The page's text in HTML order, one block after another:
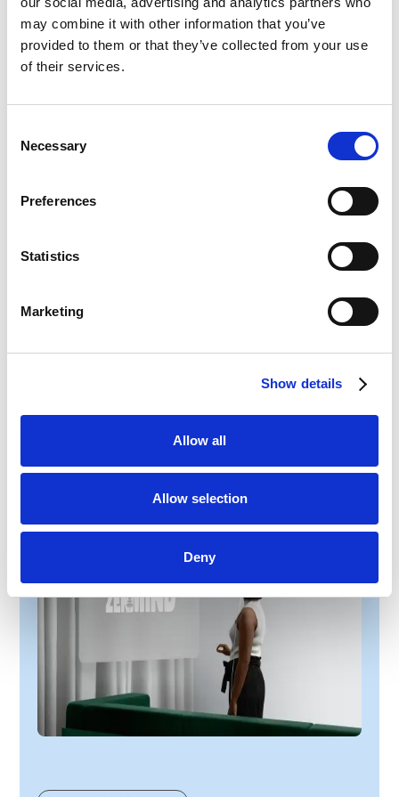
may combine it with other information that you’ve
provided to them or that they’ve collected from your use
of their services.
Selection
Necessary
Preferences
Statistics
Marketing
Show details
Allow all
Allow selection
Deny
32, rue du chasselas, 34430 Saint Jean-de-Védas